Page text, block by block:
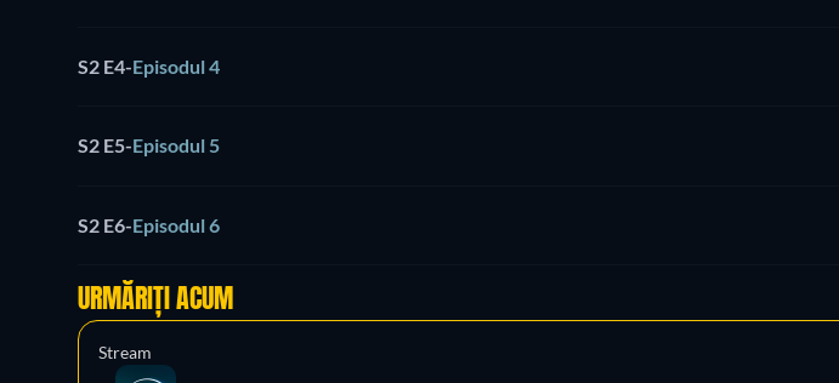
S2 E4-Episodul 4
S2 E5-Episodul 5
S2 E6-Episodul 6
URMĂRIȚI ACUM
Stream